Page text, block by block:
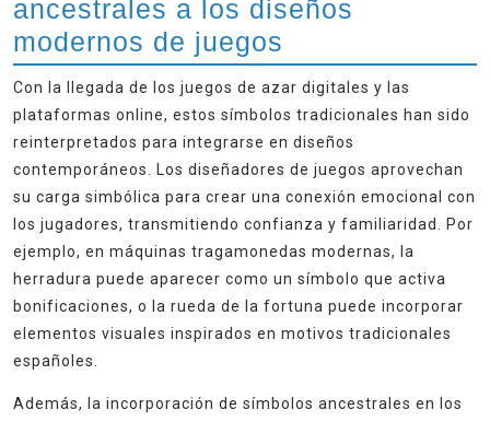
ancestrales a los diseños
modernos de juegos
Con la llegada de los juegos de azar digitales y las
plataformas online, estos símbolos tradicionales han sido
reinterpretados para integrarse en diseños
contemporáneos. Los diseñadores de juegos aprovechan
su carga simbólica para crear una conexión emocional con
los jugadores, transmitiendo confianza y familiaridad. Por
ejemplo, en máquinas tragamonedas modernas, la
herradura puede aparecer como un símbolo que activa
bonificaciones, o la rueda de la fortuna puede incorporar
elementos visuales inspirados en motivos tradicionales
españoles.
Además, la incorporación de símbolos ancestrales en los